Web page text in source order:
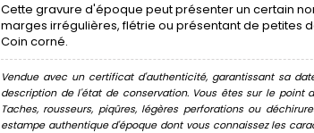
Cette gravure d'époque peut présenter un certain
marges irrégulières, flétrie ou présentant de petites
Coin corné.
Vendue avec un certificat d'authenticité, garantissant sa
description de l'état de conservation. Vous êtes sur le
Taches, rousseurs, piqûres, légères perforations ou
estampe authentique d'époque dont vous connaissez les